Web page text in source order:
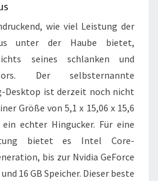
wie viel Leistung der
unter der Haube bietet,
seines schlanken und
Der selbsternannte
Desktop ist derzeit noch nicht
Größe von 5,1 x 15,06 x 15,6
echter Hingucker. Für eine
bietet es Intel Core-
bis zur Nvidia GeForce
16 GB Speicher. Dieser beste